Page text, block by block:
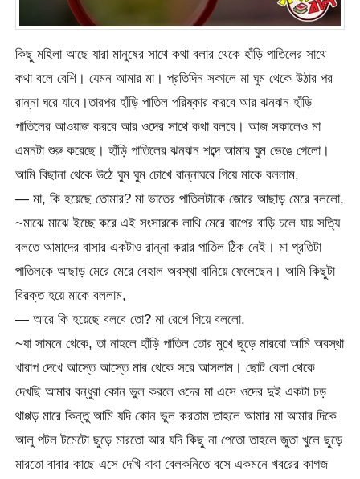
কিছু মহিলা আছে যারা মানুষের সাথে কথা বলার থেকে হাঁড়ি পাতিলের সাথে
কথা বলে বেশি। যেমন আমার মা। প্রতিদিন সকালে মা ঘুম থেকে উঠার পর
রান্না ঘরে যাবে।তারপর হাঁড়ি পাতিল পরিষ্কার করবে আর ঝনঝন হাঁড়ি
পাতিলের আওয়াজ করবে আর ওদের সাথে কথা বলবে। আজ সকালেও মা
এমনটা শুরু করেছে। হাঁড়ি পাতিলের ঝনঝন শব্দে আমার ঘুম ভেঙে গেলো।
আমি বিছানা থেকে উঠে ঘুম ঘুম চোখে রান্নাঘরে গিয়ে মাকে বললাম,
— মা, কি হয়েছে তোমার? মা ভাতের পাতিলটাকে জোরে আছাড় মেরে বললো,
~মাঝে মাঝে ইচ্ছে করে এই সংসারকে লাথি মেরে বাপের বাড়ি চলে যায় সত্যি
বলতে আমাদের বাসার একটাও রান্না করার পাতিল ঠিক নেই। মা প্রতিটা
পাতিলকে আছাড় মেরে মেরে বেহাল অবস্থা বানিয়ে ফেলেছেন। আমি কিছুটা
বিরক্ত হয়ে মাকে বললাম,
— আরে কি হয়েছে বলবে তো? মা রেগে গিয়ে বললো,
~যা সামনে থেকে, তা নাহলে হাঁড়ি পাতিল তোর মুখে ছুড়ে মারবো আমি অবস্থা
খারাপ দেখে আস্তে আস্তে মার থেকে সরে আসলাম। ছোট বেলা থেকে
দেখছি আমার বন্ধুরা কোন ভুল করলে ওদের মা এসে ওদের দুই একটা চড়
থাপ্পড় মারে কিন্তু আমি যদি কোন ভুল করতাম তাহলে আমার মা আমার দিকে
আলু পটল টমেটো ছুড়ে মারতো আর যদি কিছু না পেতো তাহলে জুতা খুলে ছুড়ে
মারতো বাবার কাছে এসে দেখি বাবা বেলকনিতে বসে একমনে খবরের কাগজ